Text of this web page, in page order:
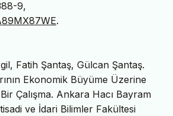
9,
.
Fatih Şantaş, Gülcan Şantaş.
Ekonomik Büyüme Üzerine
Çalışma. Ankara Hacı Bayram
ve İdari Bilimler Fakültesi